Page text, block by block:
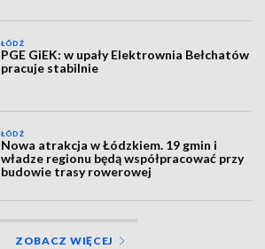
ŁÓDŹ
PGE GiEK: w upały Elektrownia Bełchatów
pracuje stabilnie
ŁÓDŹ
Nowa atrakcja w Łódzkiem. 19 gmin i
władze regionu będą współpracować przy
budowie trasy rowerowej
ZOBACZ WIĘCEJ